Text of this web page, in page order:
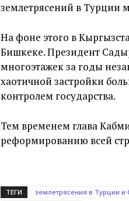
землетрясений в Турции
На фоне этого в
Бишкеке. Президент
многоэтажек за годы
хаотичной застройки
контролем государства.
Тем временем глава
реформированию всей
ТЕГИ землетрясения в Турции и